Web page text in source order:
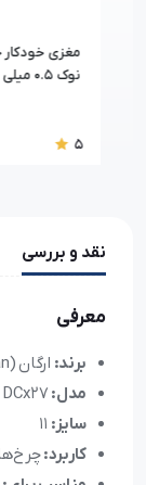
مغزی خودکار
5
نقد و بررسی
معرفی
برند: ارگان (Organ)
مدل:
سایز:
کاربرد: